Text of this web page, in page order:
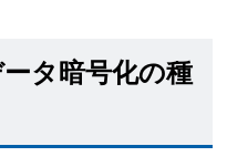
タ暗号化の種